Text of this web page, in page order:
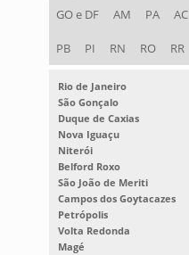
GO e DF AM PA AC
PB PI RN RO RR
Rio de Janeiro
São Gonçalo
Duque de Caxias
Nova Iguaçu
Niterói
Belford Roxo
São João de Meriti
Campos dos Goytacazes
Petrópolis
Volta Redonda
Magé